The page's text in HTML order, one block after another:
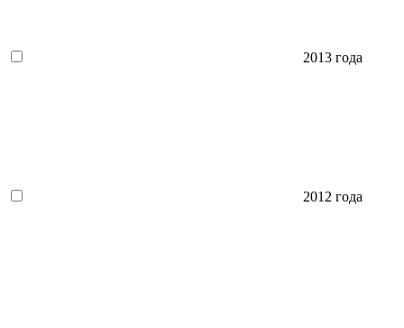
2013 года
2012 года